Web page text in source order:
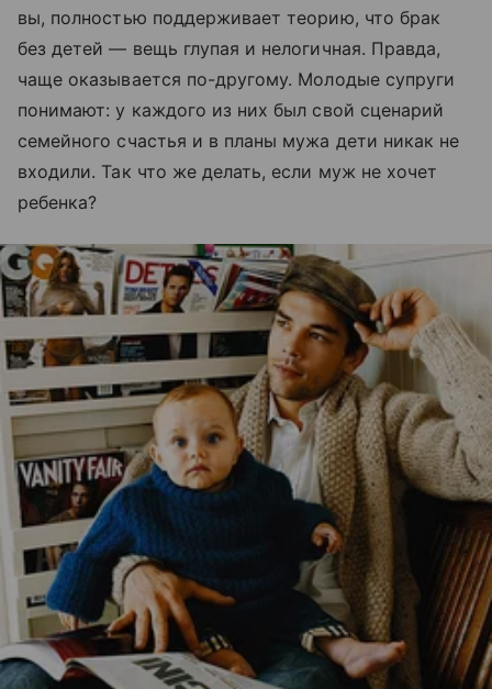
вы, полностью поддерживает теорию, что брак
без детей — вещь глупая и нелогичная. Правда,
чаще оказывается по-другому. Молодые супруги
понимают: у каждого из них был свой сценарий
семейного счастья и в планы мужа дети никак не
входили. Так что же делать, если муж не хочет
ребенка?